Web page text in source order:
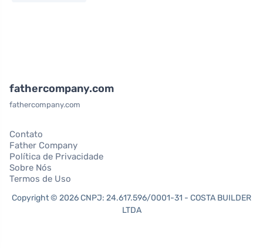
fathercompany.com
fathercompany.com
Contato
Father Company
Política de Privacidade
Sobre Nós
Termos de Uso
Copyright © 2026 CNPJ: 24.617.596/0001-31 - COSTA BUILDER
LTDA